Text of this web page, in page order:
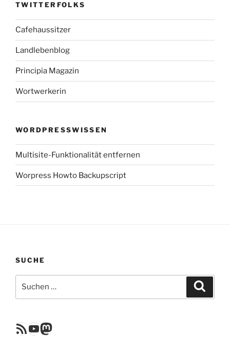
TWITTERFOLKS
Cafehaussitzer
Landlebenblog
Principia Magazin
Wortwerkerin
WORDPRESSWISSEN
Multisite-Funktionalität entfernen
Worpress Howto Backupscript
SUCHE
nach:
RSS FeedYouTube
Mastodon